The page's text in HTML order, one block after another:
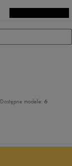
Dostępne modele: 6